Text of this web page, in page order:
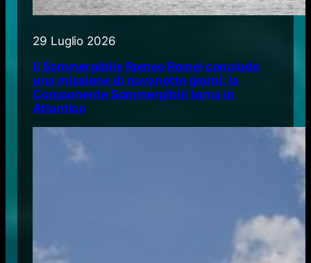
29 Luglio 2026
Il Sommergibile Romeo Romei conclude
una missione di novanotto giorni: la
Componente Sommergibili torna in
Atlantico